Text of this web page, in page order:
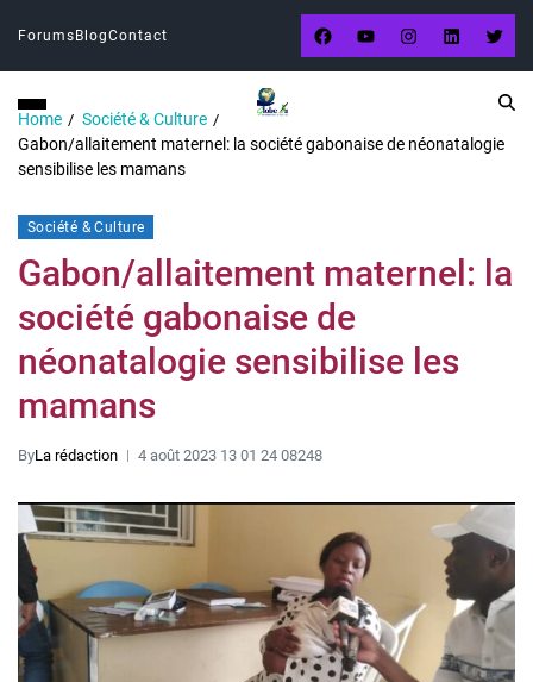
Forums BlogContact
Home
Société & Culture
Gabon/allaitement maternel: la société gabonaise de néonatalogie
sensibilise les mamans
Société & Culture
Gabon/allaitement maternel: la
société gabonaise de
néonatalogie sensibilise les
mamans
ByLa rédaction 4 août 2023 13 01 24 08248